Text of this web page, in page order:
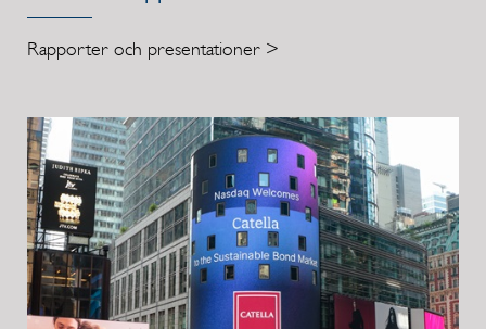
Rapporter och presentationer >